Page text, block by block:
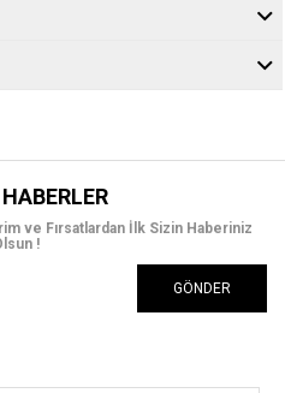
ve Fırsatlardan İlk Sizin Haberiniz
!
GÖNDER